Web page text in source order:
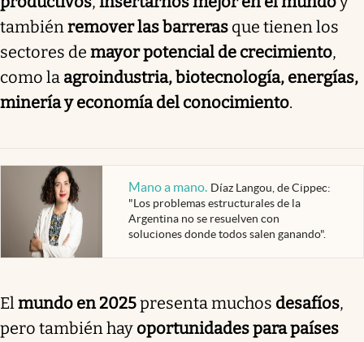
también remover las barreras que tienen los
sectores de mayor potencial de crecimiento,
como la agroindustria, biotecnología, energías,
minería y economía del conocimiento.
Mano a mano. Díaz Langou, de Cippec:
"Los problemas estructurales de la
Argentina no se resuelven con
soluciones donde todos salen ganando".
El mundo en 2025presenta muchos desafíos,
pero también hay oportunidades para países